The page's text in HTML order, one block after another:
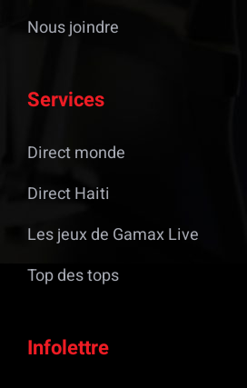
Nous joindre
Services
Direct monde
Direct Haiti
Les jeux de Gamax Live
Top des tops
Infolettre